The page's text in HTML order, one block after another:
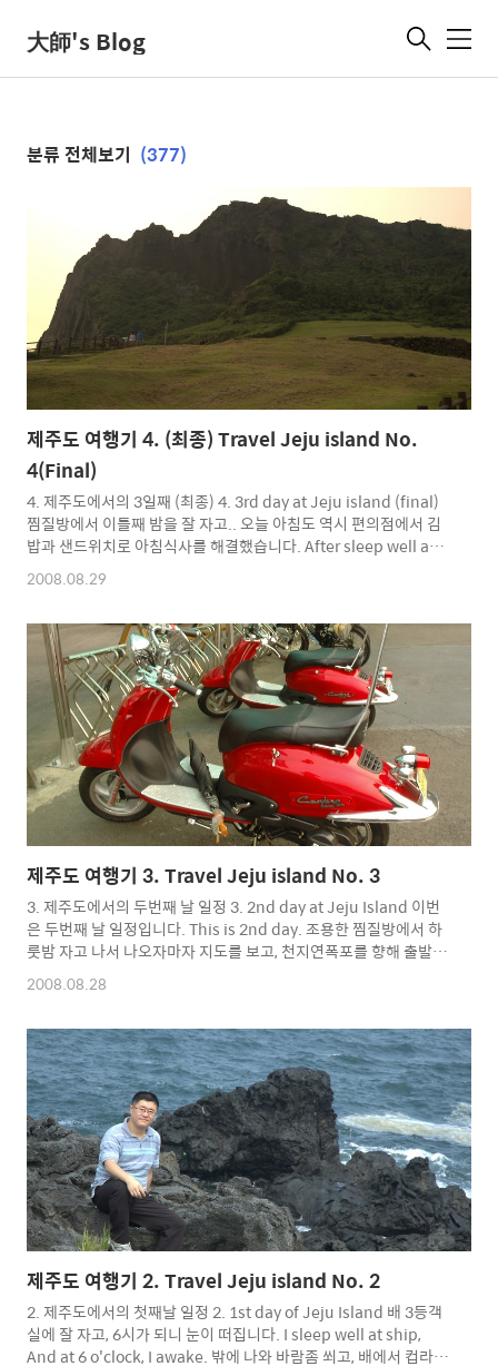
大師's Blog 메
분류 전체보기 (377)
제주도 여행기 4. (최종) Travel Jeju island No.
4(Final)
4. 제주도에서의 3일째 (최종) 4. 3rd day at Jeju island (final)
찜질방에서 이틀째 밤을 잘 자고.. 오늘 아침도 역시 편의점에서 김
밥과 샌드위치로 아침식사를 해결했습니다. After sleep well at
jjimjilbang (Korean sauna), Today morning, I eat breakfast
as rolled rice and sandwich. 나오고 나서, 바로 성산일출봉으로
표소에서 조금 올라가다가 찍은 사진입니다. Near ticket office,
take photo. 성산일출봉이 보기에도 엄청 높아보이고, 실제로 올
라가면서도 무거운 가방 메고 올라가느라..
2008.08.29
제주도 여행기 3. Travel Jeju island No. 3
3. 제주도에서의 두번째 날 일정 3. 2nd day at Jeju Island 이번
은 두번째 날 일정입니다. This is 2nd day. 조용한 찜질방에서 하
룻밤 자고 나서 나오자마자 지도를 보고, 천지연폭포를 향해 출발했
습니다. After sleep well at jjimjilbang (Korean sauna), Out
of there and see map, and go Cheonjiyeon waterfall. 천지
포 입장료도 역시 할인... There is no parking fee at scooter
too. Entrance fee is discount too. 주차장에 가니, 제가 렌트한
스쿠터와 똑같은 스쿠터가 있습니다. 스쿠터도..
2008.08.28
제주도 여행기 2. Travel Jeju island No. 2
2. 제주도에서의 첫째날 일정 2. 1st day of Jeju Island 배 3등객
실에 잘 자고, 6시가 되니 눈이 떠집니다. I sleep well at ship,
And at 6 o'clock, I awake. 밖에 나와 바람좀 쐬고, 배에서 컵라면